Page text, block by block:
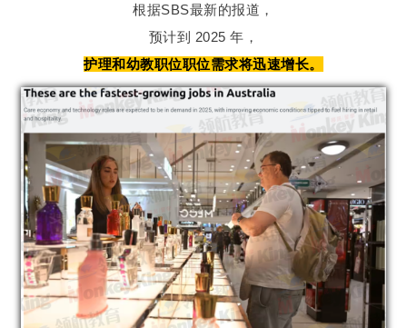
根据SBS最新的报道，
预计到 2025 年，
护理和幼教职位职位需求将迅速增长。